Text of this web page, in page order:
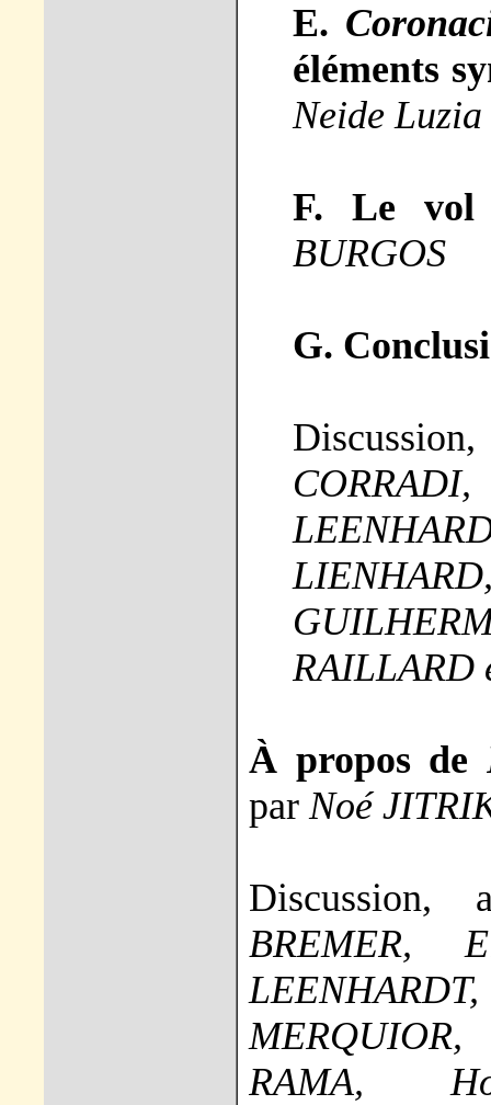
E.
éléments
Neide
F. Le
BURGOS
G.
RAILLARD
À propos de
parNoé
BREMER,
RAMA,